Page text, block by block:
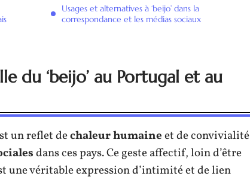
Usages et alternatives à ‘beijo’ dans la
correspondance et les médias sociaux
du ‘beijo’ au Portugal et au
un reflet dechaleur humaineet de convivialité
dans ces pays. Ce geste affectif, loin d’être
une véritable expression d’intimité et de lien